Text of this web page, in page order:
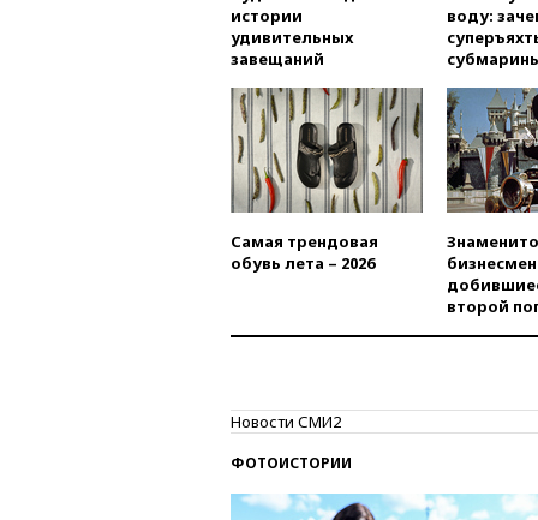
истории
удивительных
завещаний
воду:
Самая трендовая
обувь лета – 2026
второй
Новости СМИ2
ФОТОИСТОРИИ